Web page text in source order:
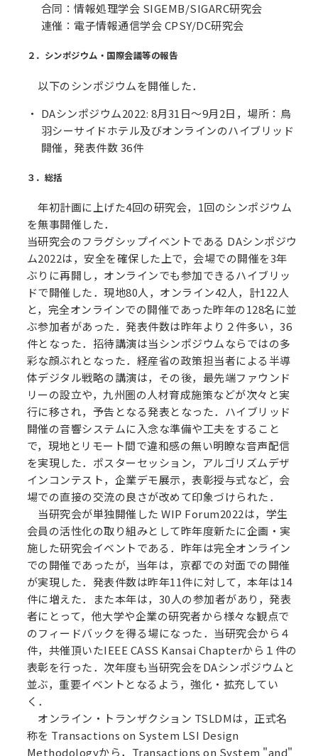
合同：情報処理学会 SIGEMB/SIGARC研究会
連催：電子情報通信学会 CPSY/DC研究会
２．シンポジウム・国際会議等の報告
以下のシンポジウムを開催した．
DAシンポジウム2022: 8月31日〜9月2日，場所：鳥
羽シーサイドホテル及びオンラインのハイブリッド
開催，発表件数 36件
３．総括
年初計画に上げた4回の研究会，1回のシンポジウム
を無事開催した．
当研究会のフラグシップイベントである DAシンポジウ
ム2022は，安全を確保した上で，会場での開催を3年
ぶりに再開し，オンラインでも参加できるハイブリッ
ドで開催した．現地80人，オンライン42人，計122人
と，完全オンラインでの開催であった昨年の128名に並
ぶ参加者があった．発表件数は昨年より２件多い，36
件となった．招待講演は当シンポジウムならではの多
彩な顔ぶれとなった．経産省の政策担当者による半導
体デジタル戦略の講演は，その後，最先端ファウンド
リーの設立や，九州圏の人材育成施策などが次々と実
行に移され，予告となる発表となった．ハイブリッド
開催の音響システムに入念な準備や工夫をすること
で，現地とリモート間で違和感の無い明瞭な音声配信
を実現した．ポスターセッション，アルゴリズムデザ
インコンテスト，企業デモ展示，表彰授与式など，会
場での直接の交流の良さが改めて印象づけられた．
当研究会が単独開催した WIP Forum2022は，学生
会員の活性化の取り組みとして昨年度新たに企画・実
施した研究会イベントである．昨年は完全オンライン
での開催であったが，当年は，京都での対面での開催
が実現した．発表件数は昨年11件に対して，本年は14
件に増えた．また本年は，30人の参加者があり，発表
者にとって，他大学や企業の研究者から様々な観点で
のフィードバックを得る場になった．当研究会から４
件，共催頂いたIEEE CASS Kansai Chapterから１件の
表彰を行った．次年度も当研究会をDAシンポジウムと
並ぶ，重要イベントとなるよう，強化・拡充してい
く．
オンライン・トランザクション TSLDMは，正式名
称を Transactions on System LSI Design
Methodologyから，Transactions on System "and"